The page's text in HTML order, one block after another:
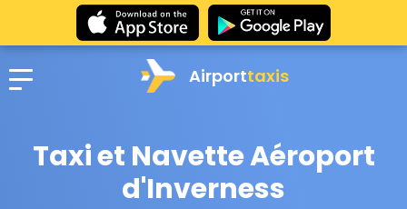
Airporttaxis
Taxi et Navette Aéroport
d'Inverness